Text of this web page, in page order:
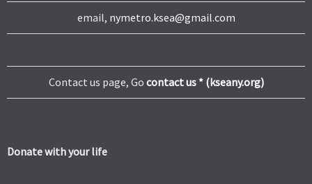
email, nymetro.ksea@gmail.com
Contact us page, Go contact us * (kseany.org)
Donate with your life